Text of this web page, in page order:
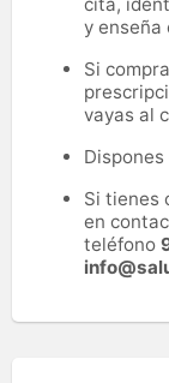
y enseña
Si
vayas al
Si tienes
en
teléfono